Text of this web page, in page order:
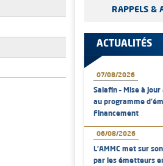
RAPPELS &
ACTUALITÉS
07/08/2026
Salafin – Mise à
au programme
Financement
06/08/2026
L’AMMC met sur
par les émetteurs